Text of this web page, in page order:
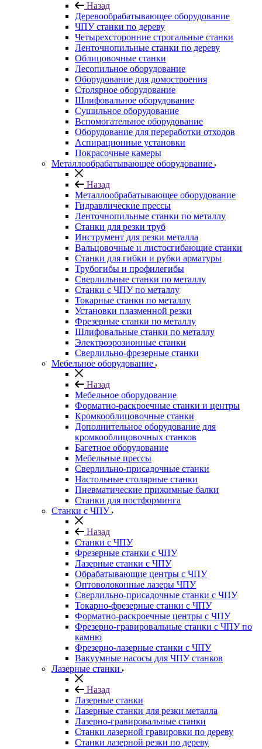
Назад
Деревообрабатывающее оборудование
ЧПУ станки по дереву
Четырехсторонние строгальные станки
Ленточнопильные станки по дереву
Облицовочные станки
Лесопильное оборудование
Оборудование для домостроения
Столярное оборудование
Шлифовальное оборудование
Сушильное оборудование
Вспомогательное оборудование
Оборудование для переработки отходов
Аспирационные установки
Покрасочные камеры
Металлообрабатывающее оборудование
Назад
Металлообрабатывающее оборудование
Гидравлические прессы
Ленточнопильные станки по металлу
Станки для резки труб
Инструмент для резки металла
Вальцовочные и листосгибающие станки
Станки для гибки и рубки арматуры
Трубогибы и профилегибы
Сверлильные станки по металлу
Станки с ЧПУ по металлу
Токарные станки по металлу
Установки плазменной резки
Фрезерные станки по металлу
Шлифовальные станки по металлу
Электроэрозионные станки
Сверлильно-фрезерные станки
Мебельное оборудование
Назад
Мебельное оборудование
Форматно-раскроечные станки и центры
Кромкооблицовочные станки
Дополнительное оборудование для
кромкооблицовочных станков
Багетное оборудование
Мебельные прессы
Сверлильно-присадочные станки
Настольные столярные станки
Пневматические прижимные балки
Станки для постформинга
Станки с ЧПУ
Назад
Станки с ЧПУ
Фрезерные станки с ЧПУ
Лазерные станки с ЧПУ
Обрабатывающие центры с ЧПУ
Оптоволоконные лазеры ЧПУ
Сверлильно-присадочные станки с ЧПУ
Токарно-фрезерные станки с ЧПУ
Форматно-раскроечные центры с ЧПУ
Фрезерно-гравировальные станки с ЧПУ по
камню
Фрезерно-лазерные станки с ЧПУ
Вакуумные насосы для ЧПУ станков
Лазерные станки
Назад
Лазерные станки
Лазерные станки для резки металла
Лазерно-гравировальные станки
Станки лазерной гравировки по дереву
Станки лазерной резки по дереву